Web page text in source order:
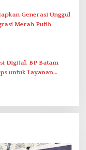
Generasi Unggul
Merah Putih
Digital, BP Batam
untuk Layanan